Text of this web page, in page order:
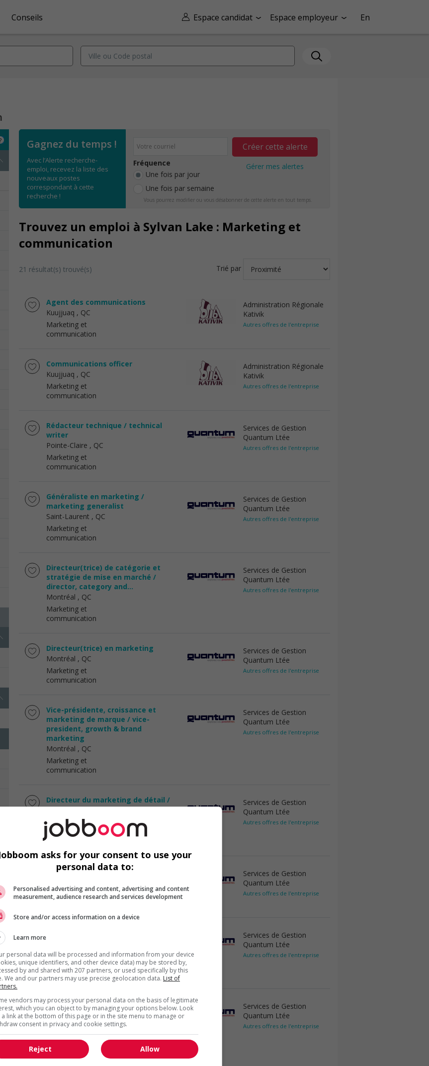
Espace candidat Espace employeur En
Conseils
Gagnez du temps !
Avec l’Alerte recherche-
emploi, recevez la liste des
nouveaux postes
correspondant à cette
recherche !
Fréquence
Une fois par jour
Une fois par semaine
Créer cette alerte
Gérer mes alertes
Vous pourrez modifier ou vous désabonner de cette alerte en tout temps.
Trouvez un emploi à Sylvan Lake : Marketing et
communication
21 résultat(s) trouvé(s) Trié par
Agent des communications
Kuujjuaq , QC
Marketing et
communication
Administration Régionale
Kativik
Autres offres de l'entreprise
Communications officer
Kuujjuaq , QC
Marketing et
communication
Administration Régionale
Kativik
Autres offres de l'entreprise
Rédacteur technique / technical
writer
Pointe-Claire , QC
Marketing et
communication
Services de Gestion
Quantum Ltée
Autres offres de l'entreprise
Généraliste en marketing /
marketing generalist
Saint-Laurent , QC
Marketing et
communication
Services de Gestion
Quantum Ltée
Autres offres de l'entreprise
Directeur(trice) de catégorie et
stratégie de mise en marché /
director, category and...
Montréal , QC
Marketing et
communication
Services de Gestion
Quantum Ltée
Autres offres de l'entreprise
Directeur(trice) en marketing
Montréal , QC
Marketing et
communication
Services de Gestion
Quantum Ltée
Autres offres de l'entreprise
Vice-présidente, croissance et
marketing de marque / vice-
president, growth & brand
marketing
Montréal , QC
Marketing et
communication
Services de Gestion
Quantum Ltée
Autres offres de l'entreprise
Directeur du marketing de détail /
retail marketing director
Montréal
, QC
Marketing et
communication
Services de Gestion
Quantum Ltée
Autres offres de l'entreprise
Coordonnateur(trice) marketing
Marketing et
communication
Services de Gestion
Quantum Ltée
Autres offres de l'entreprise
Montréal, QC
Marketing et
communication
Services de Gestion
Quantum Ltée
Autres offres de l'entreprise
Spécialiste du marketing produit -
commerce de détail de luxe /
product marketing specialist -...
Montréal, QC
Marketing et
communication
Services de Gestion
Quantum Ltée
Autres offres de l'entreprise
asks for your consent to use your
personal data to:
Personalised advertising and content, advertising and content
measurement, audience research and services development
Store and/or access information on a device
Learn more
personal data will be processed and information from your device
unique identifiers, and other device data) may be stored by,
by and shared with 207 partners, or used specifically by this
We and our partners may use precise geolocation data. List of
vendors may process your personal data on the basis of legitimate
which you can object to by managing your options below. Look
link at the bottom of this page or in the site menu to manage or
consent in privacy and cookie settings.
Allow
Reject